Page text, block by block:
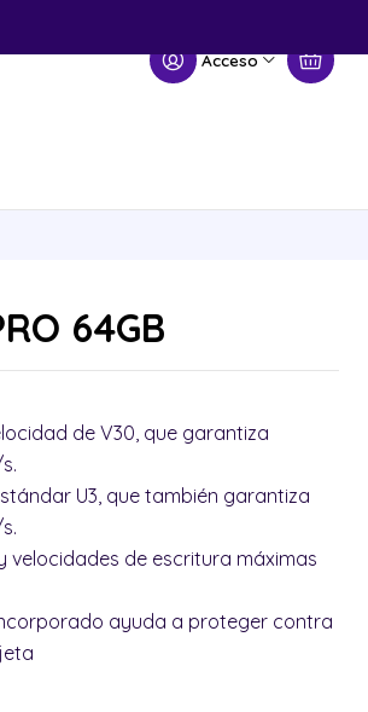
Acceso
64GB
de V30, que garantiza
U3, que también garantiza
de escritura máximas
ayuda a proteger contra